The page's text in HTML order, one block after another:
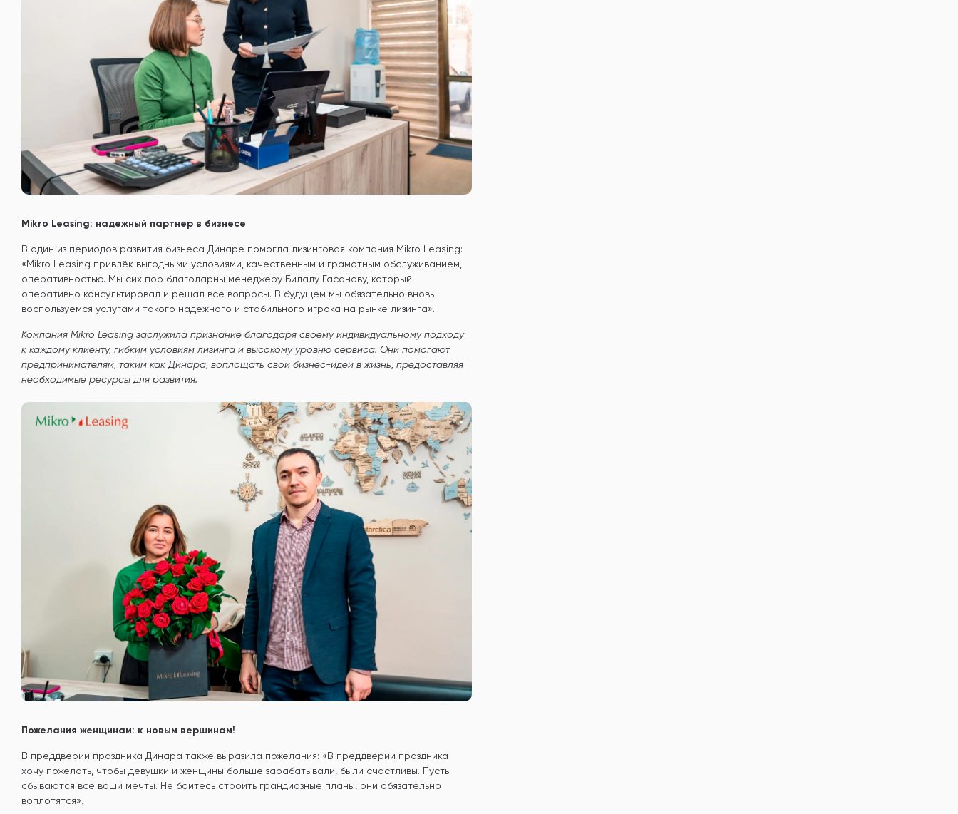
Mikro Leasing: надежный партнер в бизнесе
В один из периодов развития бизнеса Динаре помогла лизинговая компания Mikro Leasing:
«Mikro Leasing привлёк выгодными условиями, качественным и грамотным обслуживанием,
оперативностью. Мы сих пор благодарны менеджеру Билалу Гасанову, который
оперативно консультировал и решал все вопросы. В будущем мы обязательно вновь
воспользуемся услугами такого надёжного и стабильного игрока на рынке лизинга».
Компания Mikro Leasing заслужила признание благодаря своему индивидуальному подходу
к каждому клиенту, гибким условиям лизинга и высокому уровню сервиса. Они помогают
предпринимателям, таким как Динара, воплощать свои бизнес-идеи в жизнь, предоставляя
необходимые ресурсы для развития.
Пожелания женщинам: к новым вершинам!
В преддверии праздника Динара также выразила пожелания: «В преддверии праздника
хочу пожелать, чтобы девушки и женщины больше зарабатывали, были счастливы. Пусть
сбываются все ваши мечты. Не бойтесь строить грандиозные планы, они обязательно
воплотятся».